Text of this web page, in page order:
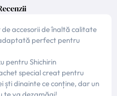
accesorii de înaltă calitate
perfect pentru
pentru Shichirin
special creat pentru
ști dinainte ce conține, dar un
te va dezamăgi!